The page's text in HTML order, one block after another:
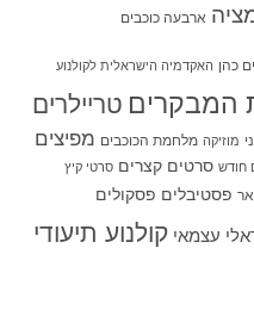
ארבעה כוכבים
כהן האקדמיה הישראלית לקולנוע
המבקרים טריילרים
מוזיקה מלחמת הכוכבים מפיצים
חודש סרטים קצרים סרטי קיץ
פסטיבלים פסקולים
עצמאי קולנוע תיעודי